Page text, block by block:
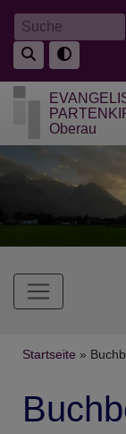
Direkt
zum
Inhalt
Suche
Oberau
Startseite